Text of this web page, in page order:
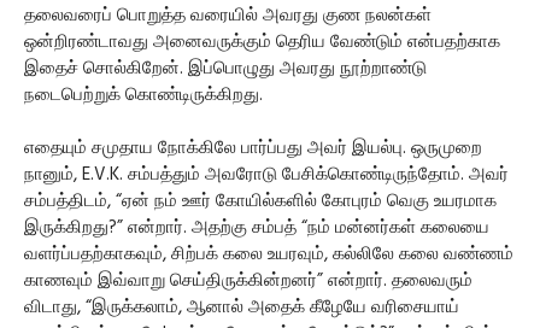
தலைவரைப் பொறுத்த வரையில் அவரது குண நலன்கள்
ஒன்றிரண்டாவது அனைவருக்கும் தெரிய வேண்டும் என்பதற்காக
இதைச் சொல்கிறேன். இப்பொழுது அவரது நூற்றாண்டு
நடைபெற்றுக் கொண்டிருக்கிறது.
எதையும் சமுதாய நோக்கிலே பார்ப்பது அவர் இயல்பு. ஒருமுறை
நானும், E.V.K. சம்பத்தும் அவரோடு பேசிக்கொண்டிருந்தோம். அவர்
சம்பத்திடம், “ஏன் நம் ஊர் கோயில்களில் கோபுரம் வெகு உயரமாக
இருக்கிறது?” என்றார். அதற்கு சம்பத் “நம் மன்னர்கள் கலையை
வளர்ப்பதற்காகவும், சிற்பக் கலை உயரவும், கல்லிலே கலை வண்ணம்
காணவும் இவ்வாறு செய்திருக்கின்றனர்” என்றார். தலைவரும்
விடாது, “இருக்கலாம், ஆனால் அதைக் கீழேயே வரிசையாய்